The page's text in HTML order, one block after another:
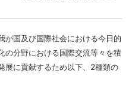
が国及び国際社会における今日的
の分野における国際交流等々を積
展に貢献するため以下、2種類の